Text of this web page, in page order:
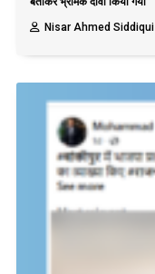
Nisar Ahmed Siddiqui